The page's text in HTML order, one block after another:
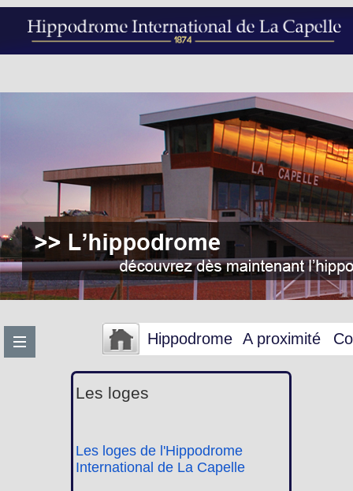
Hippodrome A proximité
Les loges
Les loges de l'Hippodrome
International de La Capelle